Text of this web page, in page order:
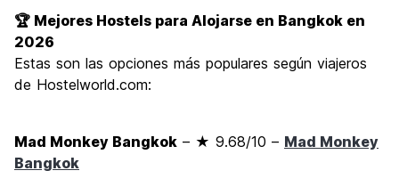
🏆 Mejores Hostels para Alojarse en Bangkok en
2026
Estas son las opciones más populares según viajeros
de Hostelworld.com:
Mad Monkey Bangkok – ★ 9.68/10 – Mad Monkey
Bangkok